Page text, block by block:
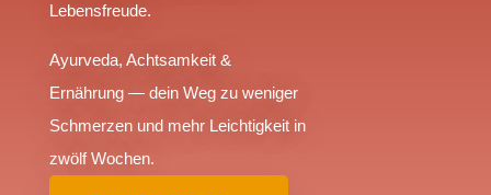
Lebensfreude.
Ayurveda, Achtsamkeit &
Ernährung — dein Weg zu weniger
Schmerzen und mehr Leichtigkeit in
zwölf Wochen.